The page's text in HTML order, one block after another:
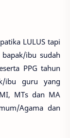
LULUS tapi
ibu sudah
PPG tahun
ibu guru yang
MTs dan MA
Agama dan